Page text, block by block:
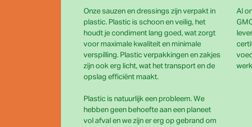
Onze sauzen en dressings zijn verpakt in
plastic. Plastic is schoon en veilig, het
houdt je condiment lang goed, wat zorgt
voor maximale kwaliteit en minimale
verspilling. Plastic verpakkingen en zakjes
zijn ook erg licht, wat het transport en de
opslag efficiënt maakt.
Plastic is natuurlijk een probleem. We
hebben geen behoefte aan een planeet
vol afval en we zijn er erg op gebrand om
Al